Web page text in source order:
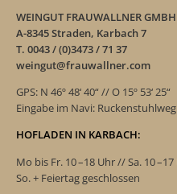
WEINGUT FRAUWALLNER GMBH
A-8345 Straden, Karbach 7
T. 0043 / (0)3473 / 71 37
weingut@frauwallner.com
GPS: N 46º 48‘ 40“ // O 15º 53‘ 25“
Eingabe im Navi: Ruckenstuhlweg
HOFLADEN IN KARBACH:
Mo bis Fr. 10 –18 Uhr // Sa. 10
So. + Feiertag geschlossen